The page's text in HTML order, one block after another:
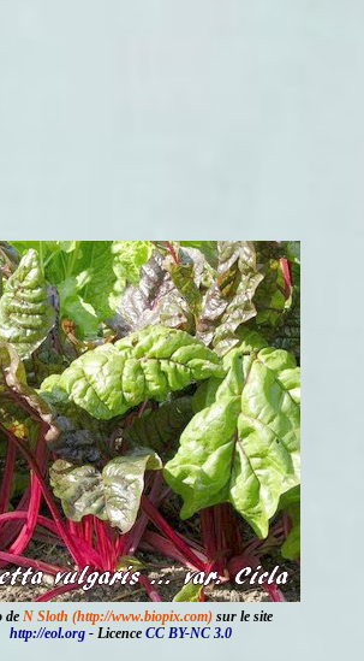
de N Sloth (http://www.biopix.com) sur le site
http://eol.org- Licence CC BY-NC 3.0